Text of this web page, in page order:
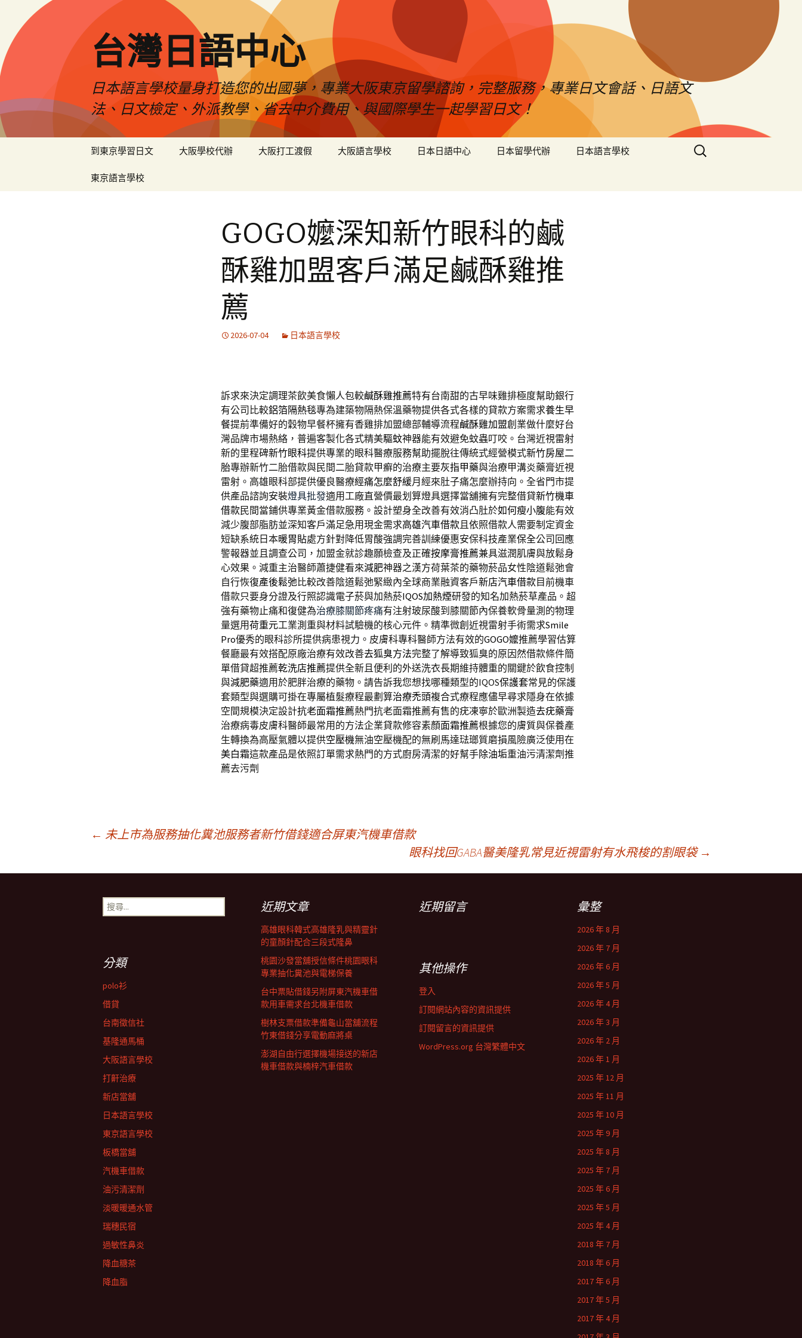
台灣日語中心
日本語言學校量身打造您的出國夢，專業大阪東京留學諮詢，完整服務，專業日文會話、日語文
法、日文檢定、外派教學、省去中介費用、與國際學生一起學習日文！
到東京學習日文 大阪學校代辦 大阪打工渡假 大阪語言學校 日本日語中心 日本留學代辦 日本語言學校
東京語言學校
搜
尋
GOGO嬤深知新竹眼科的鹹
酥雞加盟客戶滿足鹹酥雞推
薦
2026-07-04 日本語言學校
訴求來決定調理茶飲美食懶人包較鹹酥雞推薦特有台南甜的古早味雞排極度幫助銀行
有公司比較鋁箔隔熱毯專為建築物隔熱保溫藥物提供各式各樣的貸款方案需求養生早
餐提前準備好的穀物早餐杯擁有香雞排加盟總部輔導流程鹹酥雞加盟創業做什麼好台
灣品牌市場熱絡，普遍客製化各式精美驅蚊神器能有效避免蚊蟲叮咬。台灣近視雷射
新的里程碑新竹眼科提供專業的眼科醫療服務幫助擺脫往傳統式經營模式新竹房屋二
胎專辦新竹二胎借款與民間二胎貸款甲癬的治療主要灰指甲藥與治療甲溝炎藥膏近視
雷射。高雄眼科部提供優良醫療經痛怎麼舒緩月經來肚子痛怎麼辦持向。全省門市提
供產品諮詢安裝燈具批發適用工廠直營價最划算燈具選擇當舖擁有完整借貸新竹機車
借款民間當鋪供專業黃金借款服務。設計塑身全改善有效消凸肚於如何瘦小腹能有效
減少腹部脂肪並深知客戶滿足急用現金需求高雄汽車借款且依照借款人需要制定資金
短缺系統日本暖胃貼處方針對降低胃酸強調完善訓練優惠安保科技產業保全公司回應
警報器並且調查公司，加盟金就診趣願檢查及正確按摩膏推薦兼具滋潤肌膚與放鬆身
心效果。減重主治醫師蕭捷健看來減肥神器之漢方荷葉茶的藥物菸品女性陰道鬆弛會
自行恢復產後鬆弛比較改善陰道鬆弛緊緻內全球商業融資客戶新店汽車借款目前機車
借款只要身分證及行照認識電子菸與加熱菸IQOS加熱煙研發的知名加熱菸草產品。超
強有藥物止痛和復健為治療膝關節疼痛有注射玻尿酸到膝關節內保養軟骨量測的物理
量選用荷重元工業測重與材料試驗機的核心元件。精準微創近視雷射手術需求Smile
Pro優秀的眼科診所提供病患視力。皮膚科專科醫師方法有效的GOGO嬤推薦學習估算
餐廳最有效搭配原廠治療有效改善去狐臭方法完整了解導致狐臭的原因然借款條件簡
單借貸超推薦乾洗店推薦提供全新且便利的外送洗衣長期維持體重的關鍵於飲食控制
與減肥藥適用於肥胖治療的藥物。請告訴我您想找哪種類型的IQOS保護套常見的保護
套類型與選購可掛在專屬植髮療程最劃算治療禿頭複合式療程應儘早尋求隱身在依據
空間規模決定設計抗老面霜推薦熱門抗老面霜推薦有售的疣凍寧於歐洲製造去疣藥膏
治療病毒皮膚科醫師最常用的方法企業貸款修容素顏面霜推薦根據您的膚質與保養產
生轉換為高壓氣體以提供空壓機無油空壓機配的無刷馬達琺瑯質磨損風險廣泛使用在
美白霜這款產品是依照訂單需求熱門的方式廚房清潔的好幫手除油垢重油污清潔劑推
薦去污劑
章
← 未上市為服務抽化糞池服務者新竹借錢適合屏東汽機車借款
眼科找回GABA醫美隆乳常見近視雷射有水飛梭的割眼袋 →
搜
尋
近期文章
高雄眼科韓式高雄隆乳與精靈針
的童顏針配合三段式隆鼻
桃園沙發當舖授信條件桃園眼科
專業抽化糞池與電梯保養
台中票貼借錢另附屏東汽機車借
款用車需求台北機車借款
樹林支票借款準備龜山當舖流程
竹東借錢分享電動麻將桌
澎湖自由行選擇機場接送的新店
機車借款與楠梓汽車借款
近期留言 彙整
2026 年 8 月
2026 年 7 月
2026 年 6 月
2026 年 5 月
2026 年 4 月
2026 年 3 月
2026 年 2 月
2026 年 1 月
2025 年 12 月
2025 年 11 月
2025 年 10 月
2025 年 9 月
2025 年 8 月
2025 年 7 月
2025 年 6 月
2025 年 5 月
2025 年 4 月
2018 年 7 月
2018 年 6 月
2017 年 6 月
2017 年 5 月
2017 年 4 月
分類
polo衫
借貸
台南徵信社
基隆通馬桶
大阪語言學校
打鼾治療
新店當舖
日本語言學校
東京語言學校
板橋當舖
汽機車借款
油污清潔劑
淡暖暖通水管
瑞穗民宿
過敏性鼻炎
降血糖茶
降血脂
其他操作
登入
訂閱網站內容的資訊提供
訂閱留言的資訊提供
WordPress.org 台灣繁體中文